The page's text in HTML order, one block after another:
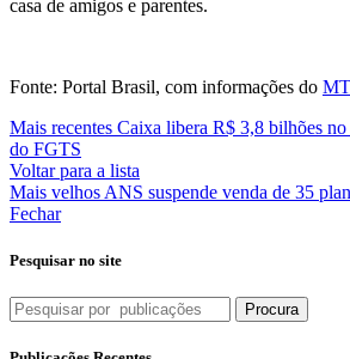
casa de amigos e parentes.
Fonte: Portal Brasil, com informações do
Mais recentes Caixa libera R$ 3,8 bilhões
do FGTS
Voltar para a lista
Mais velhos ANS suspende venda de 35
Fechar
Pesquisar no site
Procura